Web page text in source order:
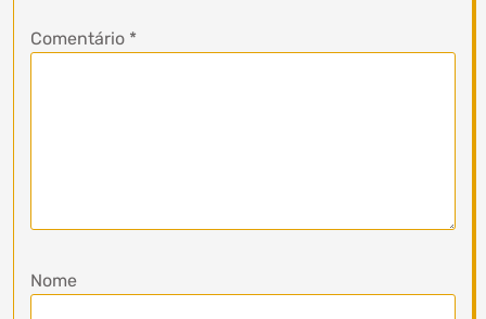
Comentário *
Nome